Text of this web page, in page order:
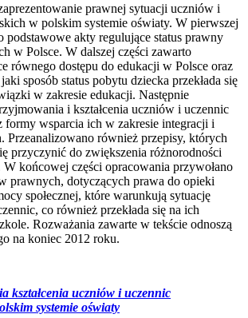
prawnej sytuacji uczniów i
w polskim systemie oświaty. W pierwszej
podstawowe akty regulujące status prawny
w Polsce. W dalszej części zawarto
równego dostępu do edukacji w Polsce oraz
sposób status pobytu dziecka przekłada się
w zakresie edukacji. Następnie
i kształcenia uczniów i uczennic
formy wsparcia ich w zakresie integracji i
Przeanalizowano również przepisy, których
przyczynić do zwiększenia różnorodności
W końcowej części opracowania przywołano
prawnych, dotyczących prawa do opieki
społecznej, które warunkują sytuację
co również przekłada się na ich
Rozważania zawarte w tekście odnoszą
na koniec 2012 roku.
kształcenia uczniów i uczennic
systemie oświaty